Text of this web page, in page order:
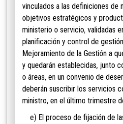
vinculados a las definiciones de
objetivos estratégicos y
ministerio o servicio, validadas
planificación y control de
Mejoramiento de la Gestión a
y quedarán establecidas, junto
o áreas, en un convenio de
deberán suscribir los servicios
ministro, en el último trimestre
e) El proceso de fijación de